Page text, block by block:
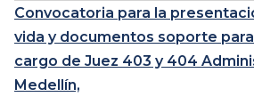
Convocatoria para la
vida y documentos soporte
cargo de Juez 403 y 404
Medellín,